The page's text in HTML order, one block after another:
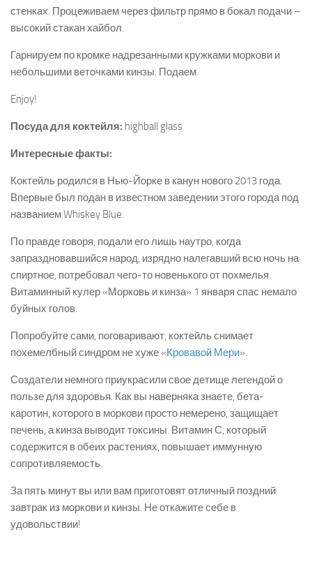
стенках. Процеживаем через фильтр прямо в бокал подачи –
высокий стакан хайбол.
Гарнируем по кромке надрезанными кружками моркови и
небольшими веточками кинзы. Подаем.
Enjoy!
Посуда для коктейля: highball glass
Интересные факты:
Коктейль родился в Нью-Йорке в канун нового 2013 года.
Впервые был подан в известном заведении этого города под
названиемWhiskey Blue.
По правде говоря, подали его лишь наутро, когда
запраздновавшийся народ, изрядно налегавший всю ночь на
спиртное, потребовал чего-то новенького от похмелья.
Витаминный кулер «Морковь и кинза» 1 января спас немало
буйных голов.
Попробуйте сами, поговаривают, коктейль снимает
похемелбный синдром не хуже «Кровавой Мери».
Создатели немного приукрасили свое детище легендой о
пользе для здоровья. Как вы наверняка знаете, бета-
каротин, которого в моркови просто немерено, защищает
печень, а кинза выводит токсины. Витамин С, который
содержится в обеих растениях, повышает иммунную
сопротивляемость.
За пять минут вы или вам приготовят отличный поздний
завтрак из моркови и кинзы. Не откажите себе в
удовольствии!